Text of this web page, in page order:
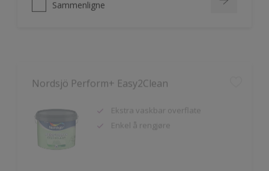
Ekstra vaskbar overflate